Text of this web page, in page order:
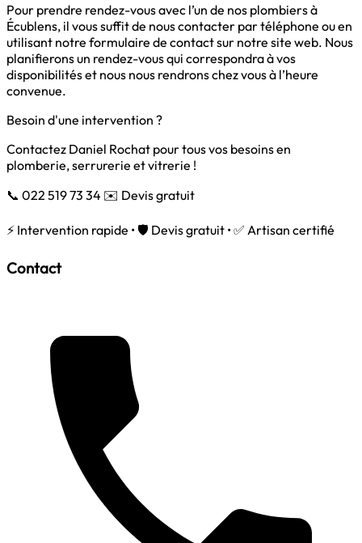
Pour prendre rendez-vous avec l’un de nos plombiers à
Écublens, il vous suffit de nous contacter par téléphone ou en
utilisant notre formulaire de contact sur notre site web. Nous
planifierons un rendez-vous qui correspondra à vos
disponibilités et nous nous rendrons chez vous à l’heure
convenue.
Besoin d'une intervention ?
Contactez Daniel Rochat pour tous vos besoins en
plomberie, serrurerie et vitrerie !
📞 022 519 73 34 ✉️ Devis gratuit
⚡ Intervention rapide • 🛡️ Devis gratuit • ✅ Artisan certifié
Contact